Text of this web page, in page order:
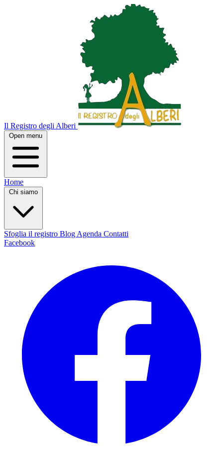
Il Registro degli Alberi
Open menu
Home
Chi siamo
Sfoglia il registro Blog Agenda Contatti
Facebook